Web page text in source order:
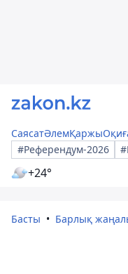
СаясатӘлемҚаржы
#Референдум-2026
+24°
Басты Барлық